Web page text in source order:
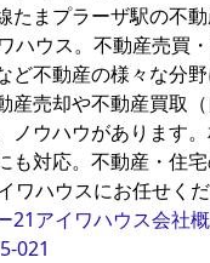
たまプラーザ駅の不
ハウス。不動産売買
ど不動産の様々な分
産売却や不動産買取
ノウハウがあります。
も対応。不動産・住
ワハウスにお任せくだ
21アイワハウス会社
021